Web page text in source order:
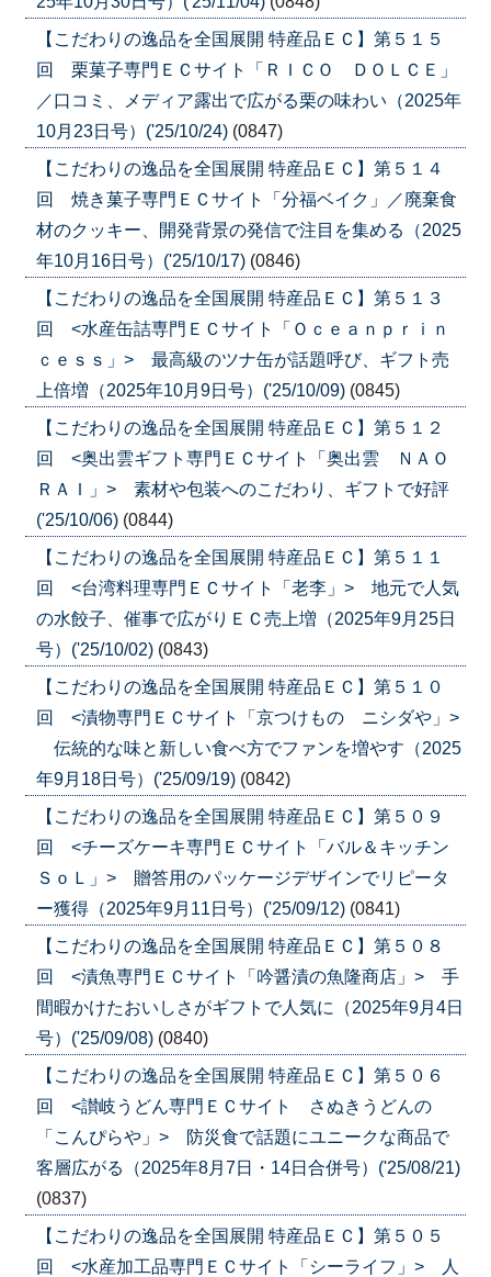
【こだわりの逸品を全国展開 特産品ＥＣ】第５１５
回 栗菓子専門ＥＣサイト「ＲＩＣＯ ＤＯＬＣＥ」
／口コミ、メディア露出で広がる栗の味わい（2025年
10月23日号）('25/10/24) (0847)
【こだわりの逸品を全国展開 特産品ＥＣ】第５１４
回 焼き菓子専門ＥＣサイト「分福ベイク」／廃棄食
材のクッキー、開発背景の発信で注目を集める（2025
年10月16日号）('25/10/17) (0846)
【こだわりの逸品を全国展開 特産品ＥＣ】第５１３
回 <水産缶詰専門ＥＣサイト「Ｏｃｅａｎｐｒｉｎ
ｃｅｓｓ」> 最高級のツナ缶が話題呼び、ギフト売
上倍増（2025年10月9日号）('25/10/09) (0845)
【こだわりの逸品を全国展開 特産品ＥＣ】第５１２
回 <奥出雲ギフト専門ＥＣサイト「奥出雲 ＮＡＯ
ＲＡＩ」> 素材や包装へのこだわり、ギフトで好評
('25/10/06) (0844)
【こだわりの逸品を全国展開 特産品ＥＣ】第５１１
回 <台湾料理専門ＥＣサイト「老李」> 地元で人気
の水餃子、催事で広がりＥＣ売上増（2025年9月25日
号）('25/10/02) (0843)
【こだわりの逸品を全国展開 特産品ＥＣ】第５１０
回 <漬物専門ＥＣサイト「京つけもの ニシダや」>
伝統的な味と新しい食べ方でファンを増やす（2025
年9月18日号）('25/09/19) (0842)
【こだわりの逸品を全国展開 特産品ＥＣ】第５０９
回 <チーズケーキ専門ＥＣサイト「バル＆キッチン
ＳｏＬ」> 贈答用のパッケージデザインでリピータ
ー獲得（2025年9月11日号）('25/09/12) (0841)
【こだわりの逸品を全国展開 特産品ＥＣ】第５０８
回 <漬魚専門ＥＣサイト「吟醤漬の魚隆商店」> 手
間暇かけたおいしさがギフトで人気に（2025年9月4日
号）('25/09/08) (0840)
【こだわりの逸品を全国展開 特産品ＥＣ】第５０６
回 <讃岐うどん専門ＥＣサイト さぬきうどんの
「こんぴらや」> 防災食で話題にユニークな商品で
客層広がる（2025年8月7日・14日合併号）('25/08/21)
(0837)
【こだわりの逸品を全国展開 特産品ＥＣ】第５０５
回 <水産加工品専門ＥＣサイト「シーライフ」> 人